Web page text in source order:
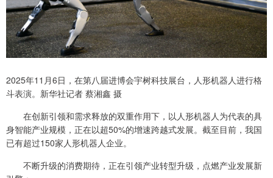
2025年11月6日，在第八届进博会宇树科技展台，人形机器人进行格
斗表演。新华社记者 蔡湘鑫 摄
在创新引领和需求释放的双重作用下，以人形机器人为代表的具
身智能产业规模，正在以超50%的增速跨越式发展。截至目前，我国
已有超过150家人形机器人企业。
不断升级的消费期待，正在引领产业转型升级，点燃产业发展新